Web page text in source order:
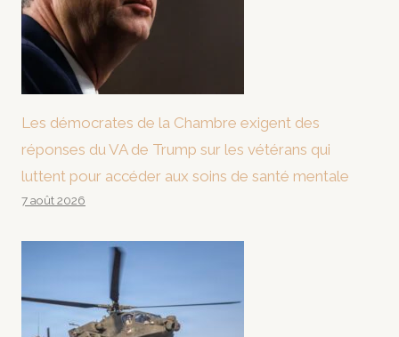
Les démocrates de la Chambre exigent des
réponses du VA de Trump sur les vétérans qui
luttent pour accéder aux soins de santé mentale
7 août 2026